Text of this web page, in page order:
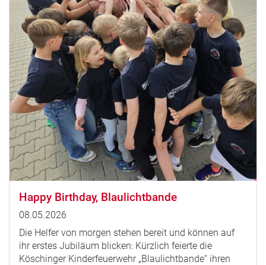
Happy Birthday, Blaulichtbande
08.05.2026
Die Helfer von morgen stehen bereit und können auf
ihr erstes Jubiläum blicken: Kürzlich feierte die
Köschinger Kinderfeuerwehr „Blaulichtbande“ ihren